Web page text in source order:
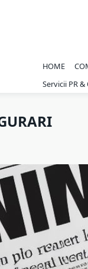
HOME
Servicii PR